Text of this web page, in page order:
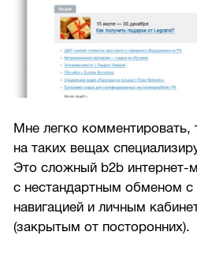
Мне легко комментировать,
на таких вещах
Это сложный b2b интернет-
с нестандартным обменом
навигацией и личным
(закрытым от посторонних).